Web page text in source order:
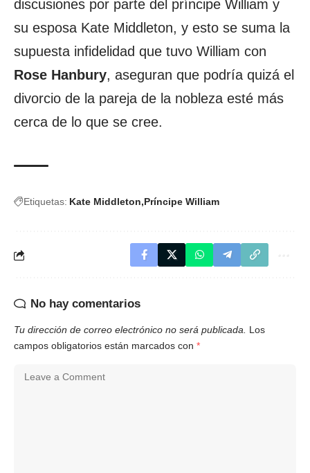
discusiones por parte del príncipe William y
su esposa Kate Middleton, y esto se suma la
supuesta infidelidad que tuvo William con
Rose Hanbury, aseguran que podría quizá el
divorcio de la pareja de la nobleza esté más
cerca de lo que se cree.
Etiquetas: Kate Middleton Príncipe William
No hay comentarios
Tu dirección de correo electrónico no será publicada. Los
campos obligatorios están marcados con *